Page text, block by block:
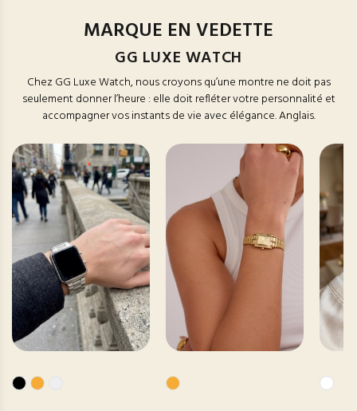
MARQUE EN VEDETTE
GG LUXE WATCH
Chez GG Luxe Watch, nous croyons qu’une montre ne doit pas
seulement donner l’heure : elle doit refléter votre personnalité et
accompagner vos instants de vie avec élégance. Anglais.